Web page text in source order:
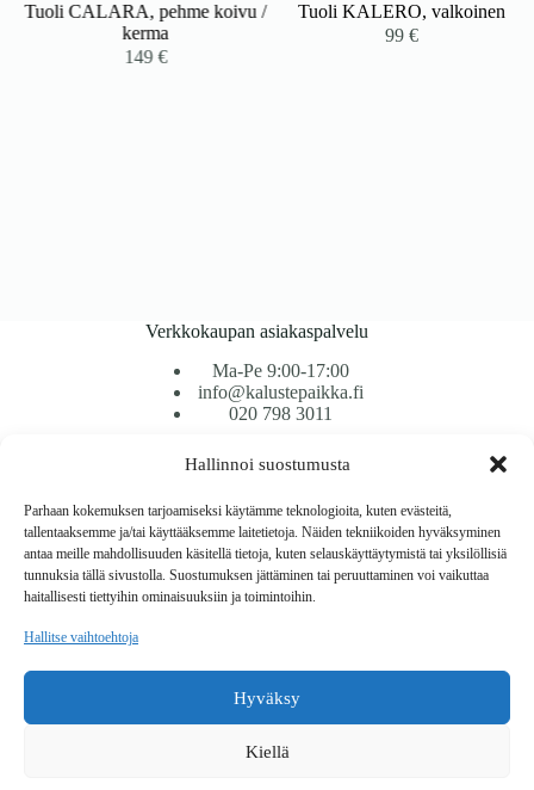
Hallinnoi suostumusta
Parhaan kokemuksen tarjoamiseksi käytämme teknologioita, kuten evästeitä,
tallentaaksemme ja/tai käyttääksemme laitetietoja. Näiden tekniikoiden hyväksyminen
antaa meille mahdollisuuden käsitellä tietoja, kuten selauskäyttäytymistä tai yksilöllisiä
tunnuksia tällä sivustolla. Suostumuksen jättäminen tai peruuttaminen voi vaikuttaa
haitallisesti tiettyihin ominaisuuksiin ja toimintoihin.
Hallitse vaihtoehtoja
Hyväksy
Kiellä
Tuoli CALARA, pehme koivu /
kerma
149€
Tuoli KALERO, valkoinen
99€
Verkkokaupan asiakaspalvelu
Ma-Pe 9:00-17:00
info@kalustepaikka.fi
020 798 3011
Tavarantoimitus / Maksutavat
Toimitustavat
Maksutavat
Vaihto ja palautus
Reklamaatiot
Copyright © 2026 Kalustepaikka